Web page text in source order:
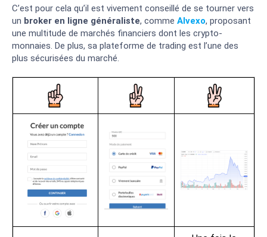
C’est pour cela qu’il est vivement conseillé de se tourner vers
un broker en ligne généraliste, comme Alvexo, proposant
une multitude de marchés financiers dont les crypto-
monnaies. De plus, sa plateforme de trading est l’une des
plus sécurisées du marché.